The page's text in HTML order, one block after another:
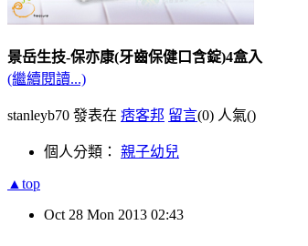
景岳生技-保亦康(牙齒保健口含錠)4盒入
(繼續閱讀...)
stanleyb70 發表在 痞客邦 留言(0) 人氣()
個人分類： 親子幼兒
▲top
Oct 28 Mon 2013 02:43